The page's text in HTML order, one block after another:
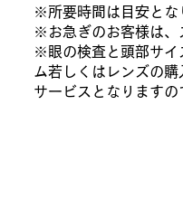
※所要時間は目安とな
※お急ぎのお客様は、
※眼の検査と頭部サイ
ム若しくはレンズの
サービスとなりますの